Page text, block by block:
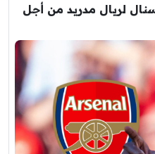
لريال مدريد من أجل